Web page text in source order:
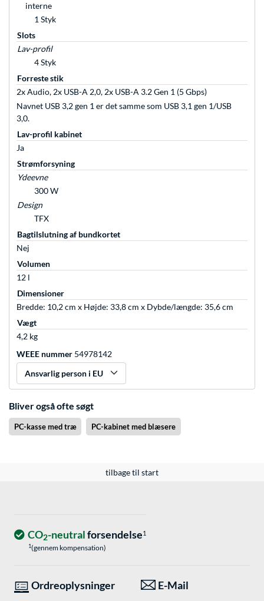
interne
1 Styk
Slots
Lav-profil
4 Styk
Forreste stik
2x Audio, 2x USB-A 2,0, 2x USB-A 3.2 Gen 1 (5 Gbps)
Navnet USB 3,2 gen 1 er det samme som USB 3,1 gen 1/USB
3,0.
Lav-profil kabinet
Ja
Strømforsyning
Ydeevne
300 W
Design
TFX
Bagtilslutning af bundkortet
Nej
Volumen
12 l
Dimensioner
Bredde: 10,2 cm x Højde: 33,8 cm x Dybde/længde: 35,6 cm
Vægt
4,2 kg
WEEE nummer 54978142
Ansvarlig person i EU
Bliver også ofte søgt
PC-kasse med træ PC-kabinet med blæsere
tilbage til start
CO2-neutralforsendelse1
1(gennem kompensation)
Ordreoplysninger E-Mail